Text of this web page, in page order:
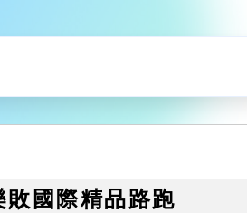
敗國際精品路跑